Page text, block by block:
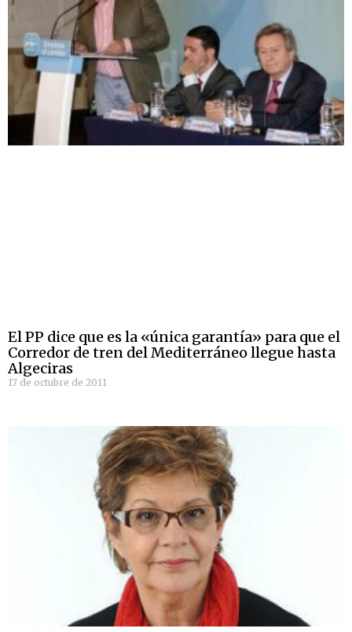
El PP dice que es la «única garantía» para que el
Corredor de tren del Mediterráneo llegue hasta
Algeciras
17 de octubre de 2011